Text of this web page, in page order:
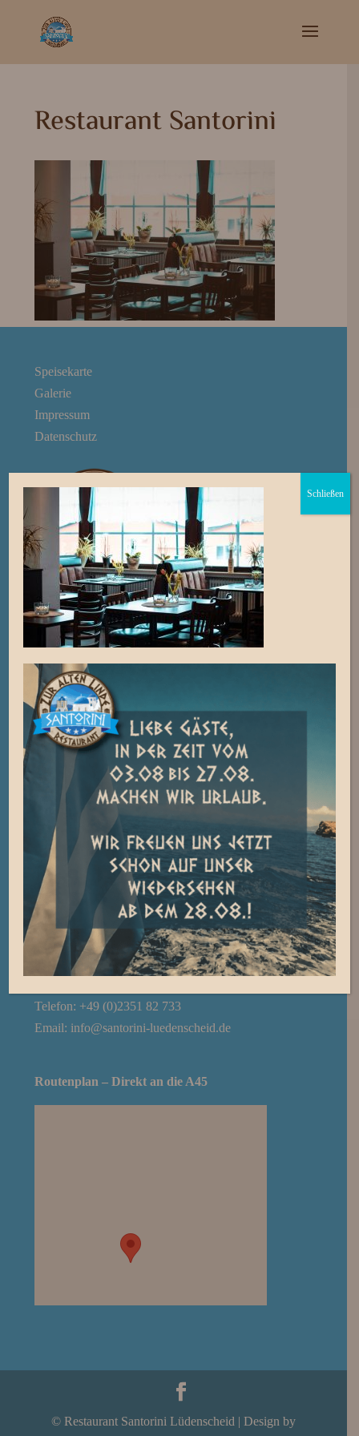
Restaurant Santorini
Speisekarte
Galerie
Impressum
Datenschutz
Öffnungszeiten
Ruhetag
Mittwoch – Nicht geöffnet
Restaurant
Mo. Di. Do. Fr. 16:00 – 22:00
Samstag 16:00 – 23:00
So. & Feiertage 12:00 – 22:00
Bundeskegelbahn
Nach Absprache
Kontakt
Restaurant Santorini
Honsel 24
58511 Lüdenscheid
Telefon: +49 (0)2351 82 733
Email: info@santorini-luedenscheid.de
Routenplan – Direkt an die A45
© Restaurant Santorini Lüdenscheid | Design by
Schließen